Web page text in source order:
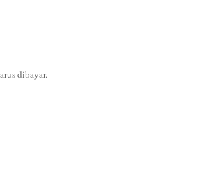
dibayar.